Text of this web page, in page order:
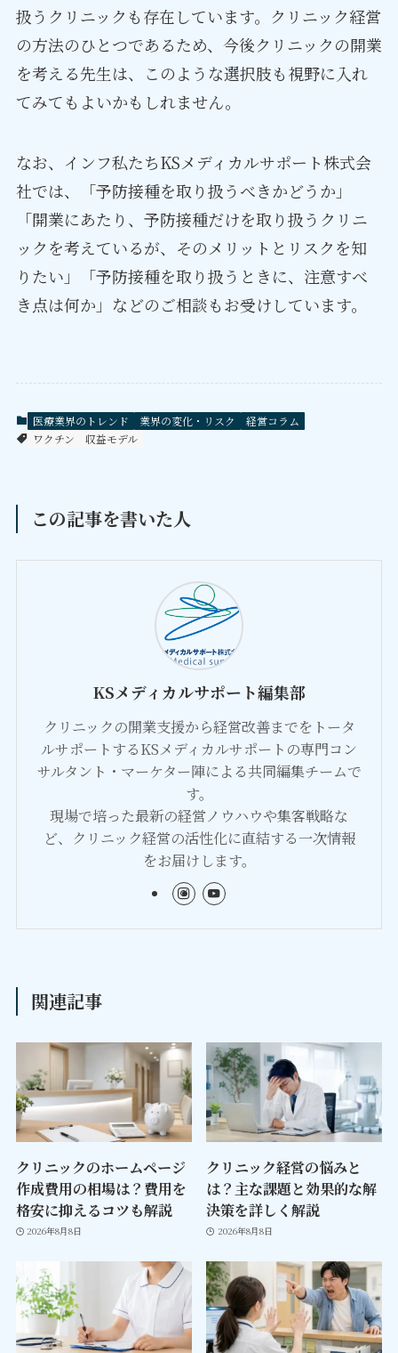
扱うクリニックも存在しています。クリニック経営
の方法のひとつであるため、今後クリニックの開業
を考える先生は、このような選択肢も視野に入れ
てみてもよいかもしれません。
なお、インフ私たちKSメディカルサポート株式会
社では、「予防接種を取り扱うべきかどうか」
「開業にあたり、予防接種だけを取り扱うクリニ
ックを考えているが、そのメリットとリスクを知
りたい」「予防接種を取り扱うときに、注意すべ
き点は何か」などのご相談もお受けしています。
医療業界のトレンド 業界の変化・リスク
経営コラム
ワクチン
収益モデル
この記事を書いた人
KSメディカルサポート編集部
クリニックの開業支援から経営改善までをトータ
ルサポートするKSメディカルサポートの専門コン
サルタント・マーケター陣による共同編集チームで
す。
現場で培った最新の経営ノウハウや集客戦略な
ど、クリニック経営の活性化に直結する一次情報
をお届けします。
関連記事
クリニックのホームページ
作成費用の相場は？費用を
格安に抑えるコツも解説
2026年8月8日
クリニック経営の悩みと
は？主な課題と効果的な解
決策を詳しく解説
2026年8月8日